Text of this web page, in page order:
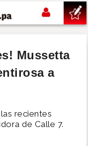
Mussetta
a
recientes
de Calle 7.